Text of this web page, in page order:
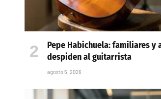
Pepe Habichuela: familiares y
despiden al guitarrista
agosto 5, 2026